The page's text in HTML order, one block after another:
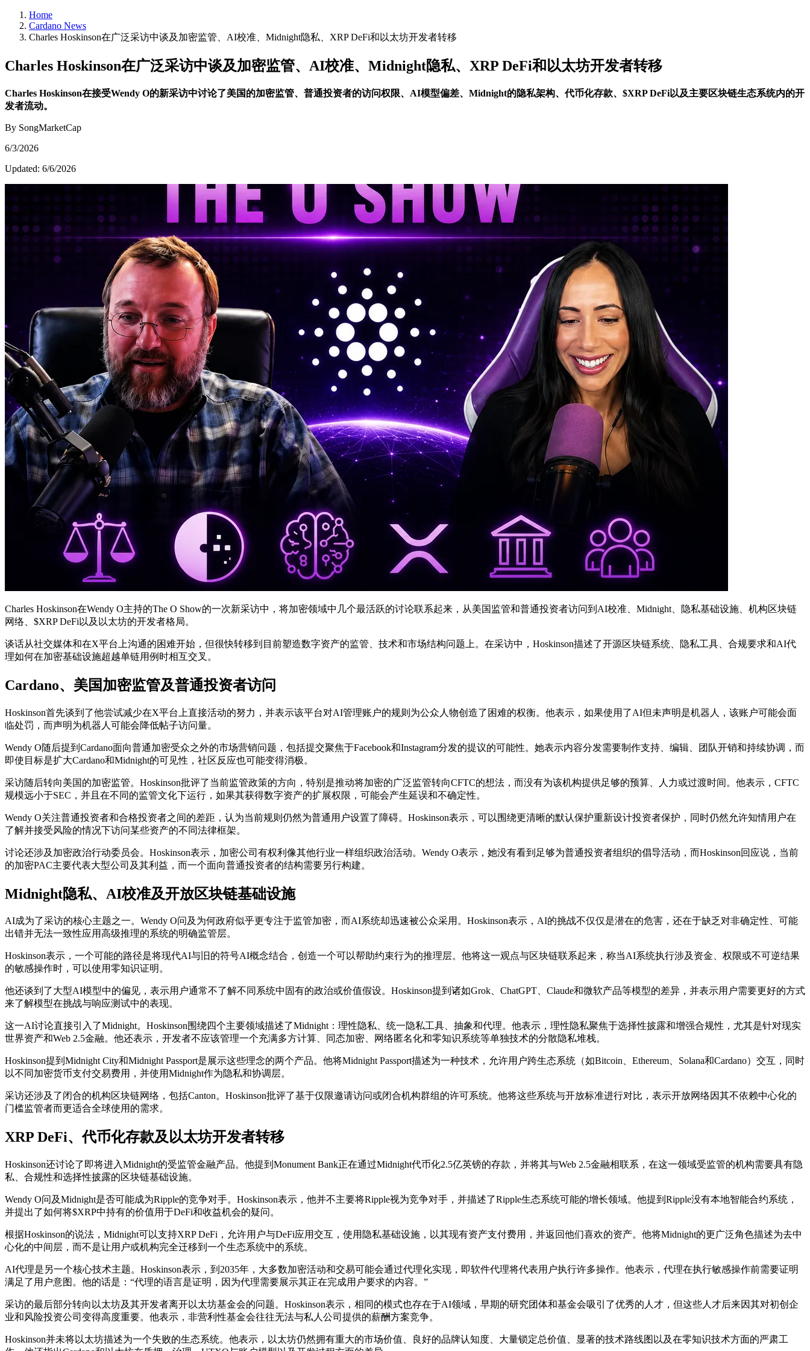
Home
Cardano News
Charles Hoskinson在广泛采访中谈及加密监管、AI校准、Midnight隐私、XRP DeFi和以太坊开发者转移
Charles Hoskinson在广泛采访中谈及加密监管、AI校准、Midnight隐私、XRP DeFi和以太坊开发者转移
Charles Hoskinson在接受Wendy O的新采访中讨论了美国的加密监管、普通投资者的访问权限、AI模型偏差、Midnight的隐私架构、代币化存款、$XRP DeFi以及主要区块链生态系统内的开
发者流动。
By SongMarketCap
6/3/2026
Updated: 6/6/2026
Charles Hoskinson在Wendy O主持的The O Show的一次新采访中，将加密领域中几个最活跃的讨论联系起来，从美国监管和普通投资者访问到AI校准、Midnight、隐私基础设施、机构区块链
网络、$XRP DeFi以及以太坊的开发者格局。
谈话从社交媒体和在X平台上沟通的困难开始，但很快转移到目前塑造数字资产的监管、技术和市场结构问题上。在采访中，Hoskinson描述了开源区块链系统、隐私工具、合规要求和AI代
理如何在加密基础设施超越单链用例时相互交叉。
Cardano、美国加密监管及普通投资者访问
Hoskinson首先谈到了他尝试减少在X平台上直接活动的努力，并表示该平台对AI管理账户的规则为公众人物创造了困难的权衡。他表示，如果使用了AI但未声明是机器人，该账户可能会面
临处罚，而声明为机器人可能会降低帖子访问量。
Wendy O随后提到Cardano面向普通加密受众之外的市场营销问题，包括提交聚焦于Facebook和Instagram分发的提议的可能性。她表示内容分发需要制作支持、编辑、团队开销和持续协调，而
即使目标是扩大Cardano和Midnight的可见性，社区反应也可能变得消极。
采访随后转向美国的加密监管。Hoskinson批评了当前监管政策的方向，特别是推动将加密的广泛监管转向CFTC的想法，而没有为该机构提供足够的预算、人力或过渡时间。他表示，CFTC
规模远小于SEC，并且在不同的监管文化下运行，如果其获得数字资产的扩展权限，可能会产生延误和不确定性。
Wendy O关注普通投资者和合格投资者之间的差距，认为当前规则仍然为普通用户设置了障碍。Hoskinson表示，可以围绕更清晰的默认保护重新设计投资者保护，同时仍然允许知情用户在
了解并接受风险的情况下访问某些资产的不同法律框架。
讨论还涉及加密政治行动委员会。Hoskinson表示，加密公司有权利像其他行业一样组织政治活动。Wendy O表示，她没有看到足够为普通投资者组织的倡导活动，而Hoskinson回应说，当前
的加密PAC主要代表大型公司及其利益，而一个面向普通投资者的结构需要另行构建。
Midnight隐私、AI校准及开放区块链基础设施
AI成为了采访的核心主题之一。Wendy O问及为何政府似乎更专注于监管加密，而AI系统却迅速被公众采用。Hoskinson表示，AI的挑战不仅仅是潜在的危害，还在于缺乏对非确定性、可能
出错并无法一致性应用高级推理的系统的明确监管层。
Hoskinson表示，一个可能的路径是将现代AI与旧的符号AI概念结合，创造一个可以帮助约束行为的推理层。他将这一观点与区块链联系起来，称当AI系统执行涉及资金、权限或不可逆结果
的敏感操作时，可以使用零知识证明。
他还谈到了大型AI模型中的偏见，表示用户通常不了解不同系统中固有的政治或价值假设。Hoskinson提到诸如Grok、ChatGPT、Claude和微软产品等模型的差异，并表示用户需要更好的方式
来了解模型在挑战与响应测试中的表现。
这一AI讨论直接引入了Midnight。Hoskinson围绕四个主要领域描述了Midnight：理性隐私、统一隐私工具、抽象和代理。他表示，理性隐私聚焦于选择性披露和增强合规性，尤其是针对现实
世界资产和Web 2.5金融。他还表示，开发者不应该管理一个充满多方计算、同态加密、网络匿名化和零知识系统等单独技术的分散隐私堆栈。
Hoskinson提到Midnight City和Midnight Passport是展示这些理念的两个产品。他将Midnight Passport描述为一种技术，允许用户跨生态系统（如Bitcoin、Ethereum、Solana和Cardano）交互，同时
以不同加密货币支付交易费用，并使用Midnight作为隐私和协调层。
采访还涉及了闭合的机构区块链网络，包括Canton。Hoskinson批评了基于仅限邀请访问或闭合机构群组的许可系统。他将这些系统与开放标准进行对比，表示开放网络因其不依赖中心化的
门槛监管者而更适合全球使用的需求。
XRP DeFi、代币化存款及以太坊开发者转移
Hoskinson还讨论了即将进入Midnight的受监管金融产品。他提到Monument Bank正在通过Midnight代币化2.5亿英镑的存款，并将其与Web 2.5金融相联系，在这一领域受监管的机构需要具有隐
私、合规性和选择性披露的区块链基础设施。
Wendy O问及Midnight是否可能成为Ripple的竞争对手。Hoskinson表示，他并不主要将Ripple视为竞争对手，并描述了Ripple生态系统可能的增长领域。他提到Ripple没有本地智能合约系统，
并提出了如何将$XRP中持有的价值用于DeFi和收益机会的疑问。
根据Hoskinson的说法，Midnight可以支持XRP DeFi，允许用户与DeFi应用交互，使用隐私基础设施，以其现有资产支付费用，并返回他们喜欢的资产。他将Midnight的更广泛角色描述为去中
心化的中间层，而不是让用户或机构完全迁移到一个生态系统中的系统。
AI代理是另一个核心技术主题。Hoskinson表示，到2035年，大多数加密活动和交易可能会通过代理化实现，即软件代理将代表用户执行许多操作。他表示，代理在执行敏感操作前需要证明
满足了用户意图。他的话是：“代理的语言是证明，因为代理需要展示其正在完成用户要求的内容。”
采访的最后部分转向以太坊及其开发者离开以太坊基金会的问题。Hoskinson表示，相同的模式也存在于AI领域，早期的研究团体和基金会吸引了优秀的人才，但这些人才后来因其对初创企
业和风险投资公司变得高度重要。他表示，非营利性基金会往往无法与私人公司提供的薪酬方案竞争。
Hoskinson并未将以太坊描述为一个失败的生态系统。他表示，以太坊仍然拥有重大的市场价值、良好的品牌认知度、大量锁定总价值、显著的技术路线图以及在零知识技术方面的严肃工